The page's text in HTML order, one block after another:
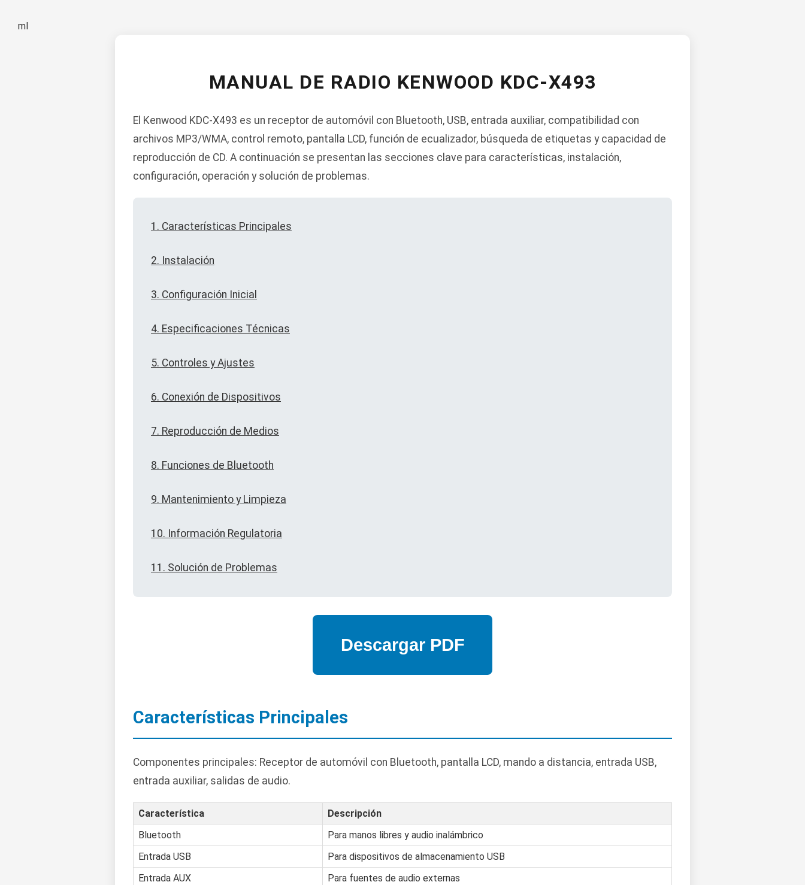
ml
MANUAL DE RADIO KENWOOD KDC-X493
El Kenwood KDC-X493 es un receptor de automóvil con Bluetooth, USB, entrada auxiliar, compatibilidad con
archivos MP3/WMA, control remoto, pantalla LCD, función de ecualizador, búsqueda de etiquetas y capacidad de
reproducción de CD. A continuación se presentan las secciones clave para características, instalación,
configuración, operación y solución de problemas.
1. Características Principales
2. Instalación
3. Configuración Inicial
4. Especificaciones Técnicas
5. Controles y Ajustes
6. Conexión de Dispositivos
7. Reproducción de Medios
8. Funciones de Bluetooth
9. Mantenimiento y Limpieza
10. Información Regulatoria
11. Solución de Problemas
Características Principales
Componentes principales: Receptor de automóvil con Bluetooth, pantalla LCD, mando a distancia, entrada USB,
entrada auxiliar, salidas de audio.
Característica
Descripción
Bluetooth
Para manos libres y audio inalámbrico
Entrada USB
Para dispositivos de almacenamiento USB
Entrada AUX
Para fuentes de audio externas